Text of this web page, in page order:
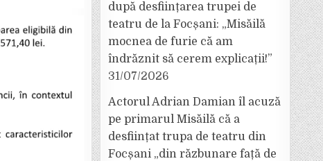
după desființarea trupei de
teatru de la Focșani: „Misăilă
mocnea de furie că am
îndrăznit să cerem explicații!”
31/07/2026
Actorul Adrian Damian îl acuză
pe primarul Misăilă că a
desființat trupa de teatru din
Focșani „din răzbunare față de